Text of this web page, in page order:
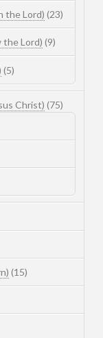
the Lord) (23)
the Lord) (9)
(5)
Christ) (75)
(15)